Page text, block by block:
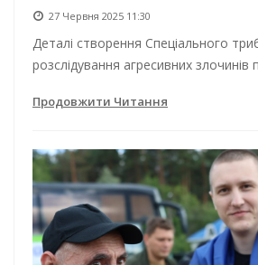
27 Червня 2025 11:30
Деталі створення Спеціального
розслідування агресивних злочинів
Продовжити Читання